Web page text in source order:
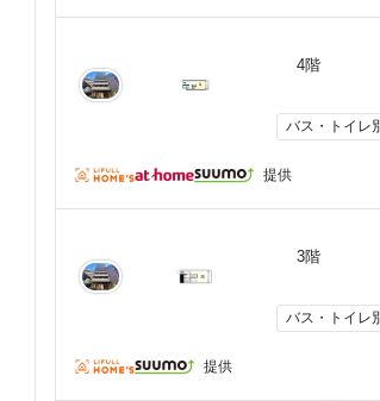
4階
バス・トイレ
提供
3階
バス・トイレ
提供